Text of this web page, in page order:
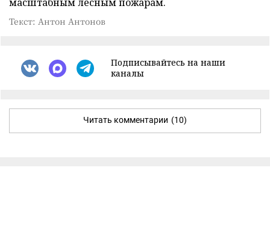
масштабным лесным пожарам.
Текст: Антон Антонов
Подписывайтесь на наши
каналы
Читать комментарии (10)